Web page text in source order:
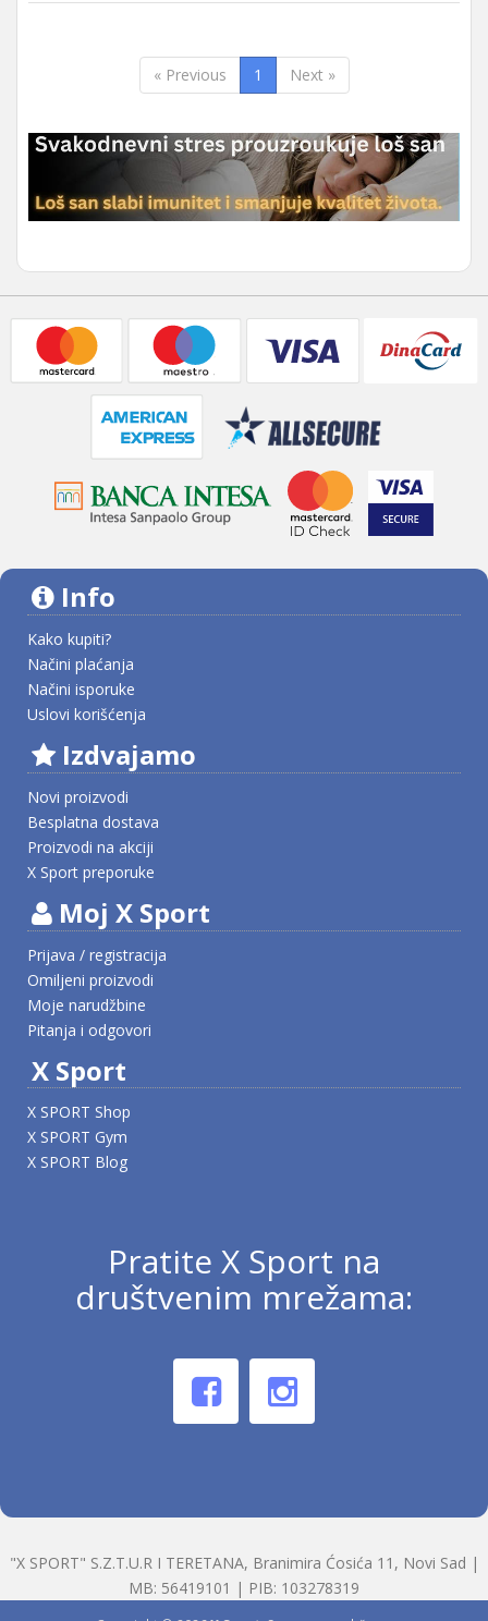
« Previous 1 Next »
Info
Kako kupiti?
Načini plaćanja
Načini isporuke
Uslovi korišćenja
Izdvajamo
Novi proizvodi
Besplatna dostava
Proizvodi na akciji
X Sport preporuke
Moj X Sport
Prijava / registracija
Omiljeni proizvodi
Moje narudžbine
Pitanja i odgovori
X Sport
X SPORT Shop
X SPORT Gym
X SPORT Blog
Pratite X Sport na
društvenim mrežama:
"X SPORT" S.Z.T.U.R I TERETANA, Branimira Ćosića 11, Novi Sad |
MB: 56419101 | PIB: 103278319